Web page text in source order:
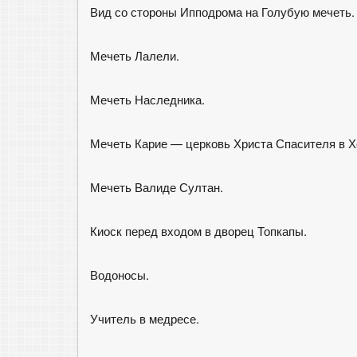
Вид со стороны Ипподрома на Голубую мечеть.
Мечеть Лалели.
Мечеть Наследника.
Мечеть Карие — церковь Христа Спасителя в
Мечеть Валиде Султан.
Киоск перед входом в дворец Топкапы.
Водоносы.
Учитель в медресе.